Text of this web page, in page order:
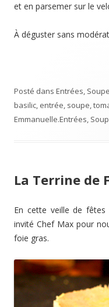
et en parsemer sur le
À déguster sans
Posté dans Entrées,
basilic, entrée, soupe,
Emmanuelle.Entrées,
La Terrine de
En cette veille de
invité Chef Max pour
foie gras.